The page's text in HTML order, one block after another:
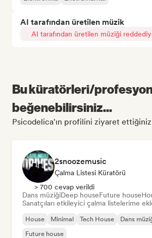
AI tarafından üretilen müzik
AI tarafından üretilen müziği
Bu küratörleri/
beğenebilirsiniz...
Psicodelica'ın profilini ziyaret
2snoozemusic
Çalma Listesi Küratörü
> 700 cevap verildi
Dans müziğiDeep houseFuture house
Sanatçıları etkileyici çalma listelerime
House Minimal Tech House Dans
Future house